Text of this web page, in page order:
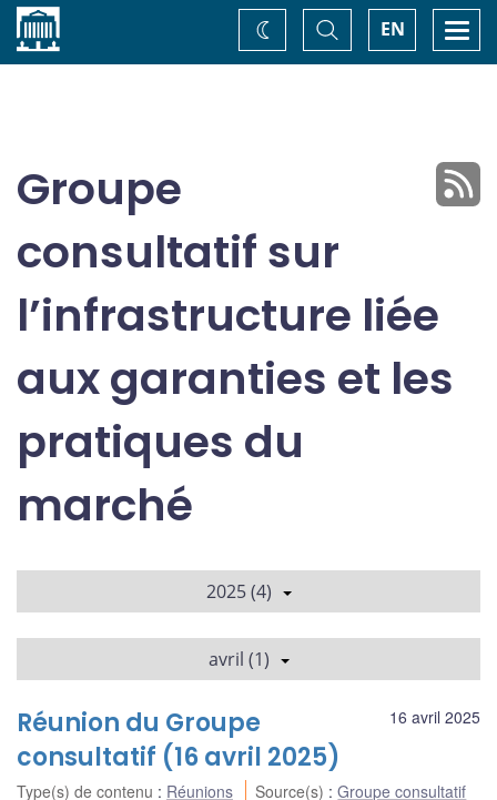
Accueil EN
Basculer
la
recherche
Changez
de
Groupe
consultatif sur
l’infrastructure liée
aux garanties et les
pratiques du
marché
2025 (4)
avril (1)
16 avril 2025
Réunion du Groupe
consultatif (16 avril 2025)
Type(s) de contenu : Réunions Source(s) :Groupe consultatif